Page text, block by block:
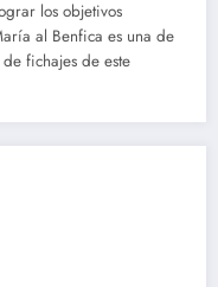
los objetivos
al Benfica es una de
fichajes de este